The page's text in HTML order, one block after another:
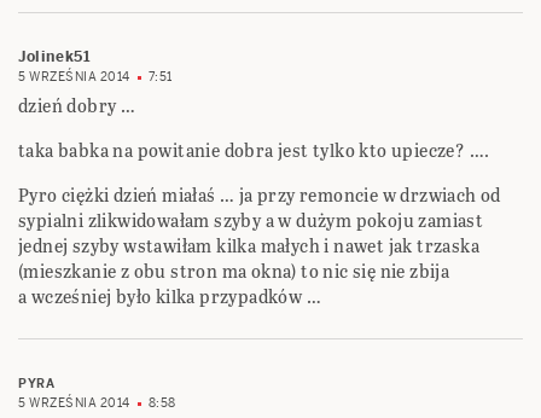
Jolinek51
5 WRZEŚNIA 2014 7:51
dzień dobry …
taka babka na powitanie dobra jest tylko kto upiecze? ….
Pyro ciężki dzień miałaś … ja przy remoncie w drzwiach od
sypialni zlikwidowałam szyby a w dużym pokoju zamiast
jednej szyby wstawiłam kilka małych i nawet jak trzaska
(mieszkanie z obu stron ma okna) to nic się nie zbija
a wcześniej było kilka przypadków …
PYRA
5 WRZEŚNIA 2014
8:58